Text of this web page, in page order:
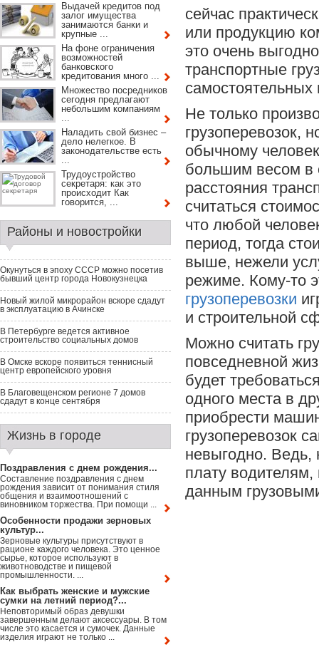
сейчас
или продукцию
это очень
транспортные
самостоятельных
Не только
грузоперевозок,
обычному
большим весом в
расстояния
считаться
что любой
период, тогда
выше, нежели
режиме. Кому-то
грузоперевозки
и строительной
Можно считать
повседневной
будет
одного места в
приобрести
грузоперевозок
невыгодно. Ведь,
плату водителям,
данным
Выдачей кредитов под
залог имущества
занимаются банки и
крупные ...
На фоне ограничения
возможностей
банковского
кредитования много ...
Множество посредников
сегодня предлагают
небольшим компаниям
...
Наладить свой бизнес –
дело нелегкое. В
законодательстве есть
...
Трудоустройство
секретаря: как это
происходит Как
говорится, ...
Районы и новостройки
Окунуться в эпоху СССР можно посетив
бывший центр города Новокузнецка
Новый жилой микрорайон вскоре сдадут
в эксплуатацию в Ачинске
В Петербурге ведется активное
строительство социальных домов
В Омске вскоре появиться теннисный
центр европейского уровня
В Благовещенском регионе 7 домов
сдадут в конце сентября
Жизнь в городе
Поздравления с днем рождения...
Составление поздравления с днем
рождения зависит от понимания стиля
общения и взаимоотношений с
виновником торжества. При помощи ...
Особенности продажи зерновых
культур...
Зерновые культуры присутствуют в
рационе каждого человека. Это ценное
сырье, которое используют в
животноводстве и пищевой
промышленности. ...
Как выбрать женские и мужские
сумки на летний период?...
Неповторимый образ девушки
завершенным делают аксессуары. В том
числе это касается и сумочек. Данные
изделия играют не только ...